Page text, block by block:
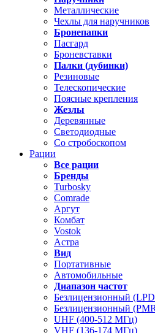
Металлические
Чехлы для наручников
Бронепапки
Пасгард
Броневставки
Палки (дубинки)
Резиновые
Телескопические
Поясные крепления
Жезлы
Деревянные
Светодиодные
Со стробоскопом
Рации
Все рации
Бренды
Turbosky
Comrade
Аргут
Комбат
Vostok
Астра
Вид
Портативные
Автомобильные
Диапазон частот
Безлицензионный
Безлицензионный
UHF (400-512 МГц)
VHF (136-174 МГц)